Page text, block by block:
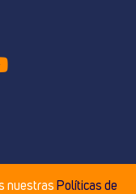
nuestras Políticas de